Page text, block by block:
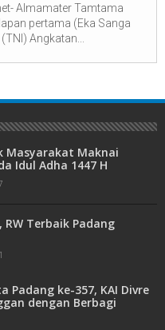
Almamater Tamtama
pertama (Eka Sanga
Angkatan...
Masyarakat Maknai
Idul Adha 1447 H
RW Terbaik Padang
Padang ke-357, KAI Divre
dengan Berbagi